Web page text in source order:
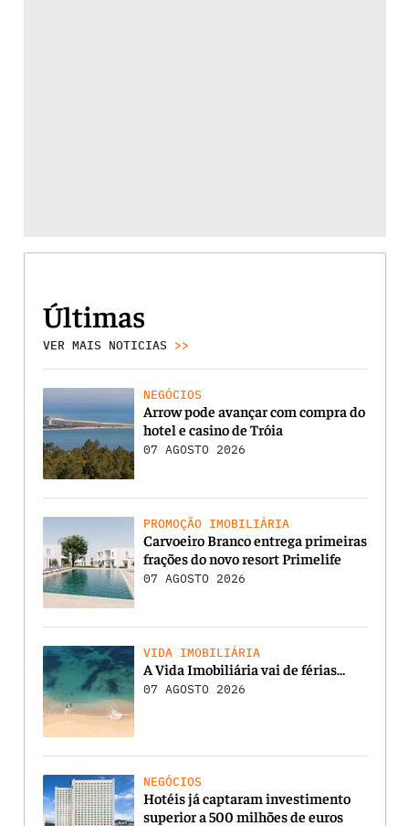
Últimas
VER MAIS NOTICIAS >>
NEGÓCIOS
Arrow pode avançar com compra do
hotel e casino de Tróia
07 AGOSTO 2026
PROMOÇÃO IMOBILIÁRIA
Carvoeiro Branco entrega primeiras
frações do novo resort Primelife
07 AGOSTO 2026
VIDA IMOBILIÁRIA
A Vida Imobiliária vai de férias…
07 AGOSTO 2026
NEGÓCIOS
Hotéis já captaram investimento
superior a 500 milhões de euros